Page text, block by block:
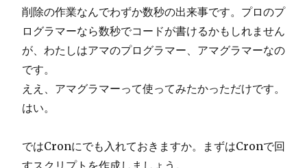
削除の作業なんでわずか数秒の出来事です。プロのプ
ログラマーなら数秒でコードが書けるかもしれません
が、わたしはアマのプログラマー、アマグラマーなの
です。
ええ、アマグラマーって使ってみたかっただけです。
はい。
ではCronにでも入れておきますか。まずはCronで回
すスクリプトを作成しましょう。